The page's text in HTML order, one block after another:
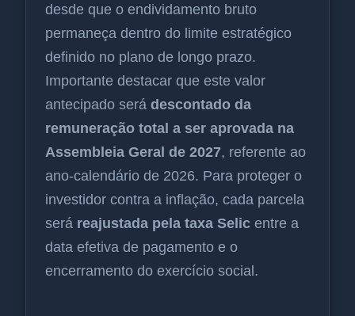
desde que o endividamento bruto
permaneça dentro do limite estratégico
definido no plano de longo prazo.
Importante destacar que este valor
antecipado será descontado da
remuneração total a ser aprovada na
Assembleia Geral de 2027, referente ao
ano-calendário de 2026. Para proteger o
investidor contra a inflação, cada parcela
será reajustada pela taxa Selic entre a
data efetiva de pagamento e o
encerramento do exercício social.